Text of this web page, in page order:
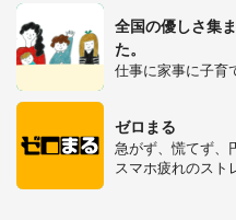
全国の優しさ集
た。
仕事に家事に子育
ゼロまる
急がず、慌てず、
スマホ疲れのスト